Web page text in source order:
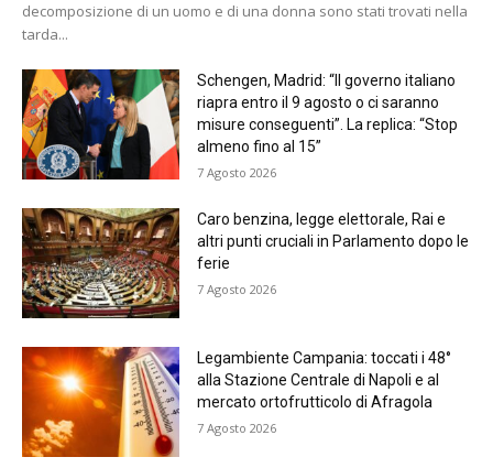
decomposizione di un uomo e di una donna sono stati trovati nella
tarda...
Schengen, Madrid: “Il governo italiano
riapra entro il 9 agosto o ci saranno
misure conseguenti”. La replica: “Stop
almeno fino al 15”
7 Agosto 2026
Caro benzina, legge elettorale, Rai e
altri punti cruciali in Parlamento dopo le
ferie
7 Agosto 2026
Legambiente Campania: toccati i 48°
alla Stazione Centrale di Napoli e al
mercato ortofrutticolo di Afragola
7 Agosto 2026